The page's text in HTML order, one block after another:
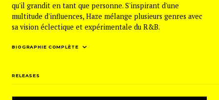
qu'il grandit en tant que personne. S'inspirant d'une
multitude d'influences, Haze mélange plusieurs genres avec
sa vision éclectique et expérimentale du R&B.
BIOGRAPHIE COMPLÈTE
RELEASES